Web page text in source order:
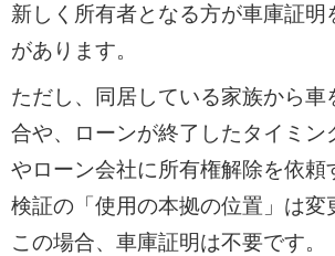
新しく所有者となる方が車庫証明
があります。
ただし、同居している家族から車
合や、ローンが終了したタイミン
やローン会社に所有権解除を依頼
検証の「使用の本拠の位置」は変
この場合、車庫証明は不要です。